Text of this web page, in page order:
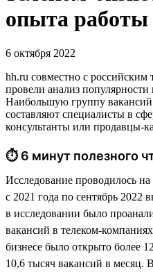
опыта работы
6 октября 2022
hh.ru совместно с
провели анализ
Наибольшую группу вакансий
составляют специалисты в
консультанты или продавцы-
⏱ 6 минут полезного
Исследование проводилось
с 2021 года по сентябрь 2022
в исследовании было
вакансий в телеком-
бизнесе было открыто более
10,6 тысяч вакансий в месяц.